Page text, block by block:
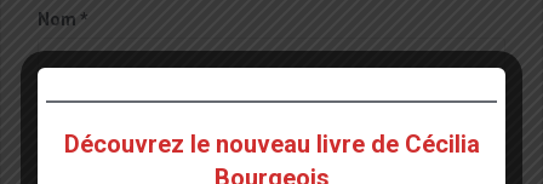
Nom *
E-mail*
Découvrez le nouveau livre de Cécilia
Bourgeois